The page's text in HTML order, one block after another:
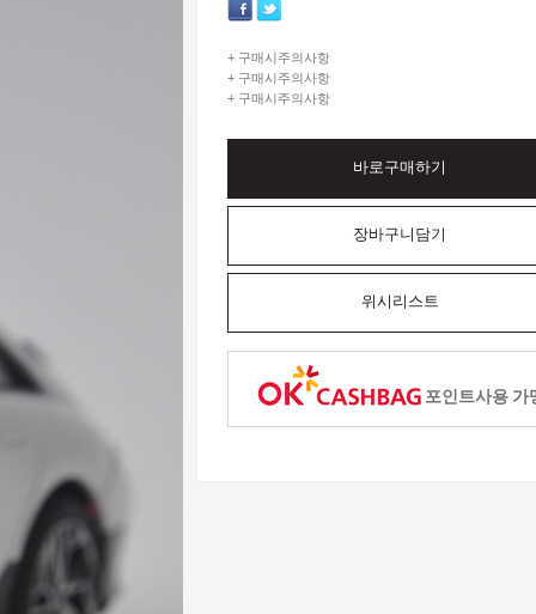
+ 구매시주의사항
+ 구매시주의사항
+ 구매시주의사항
바로구매하기
장바구니담기
위시리스트
포인트사용 가